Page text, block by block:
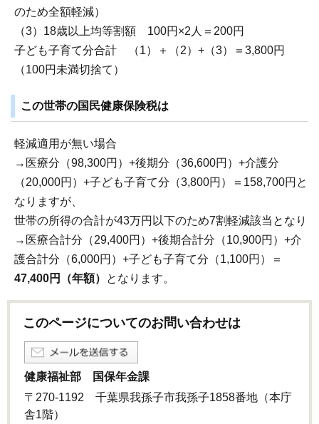
のため全額軽減）
（3）18歳以上均等割額 100円×2人＝200円
子ども子育て分合計 （1）＋（2）+（3）＝3,800円
（100円未満切捨て）
この世帯の国民健康保険税は
軽減適用が無い場合
→医療分（98,300円）+後期分（36,600円）+介護分
（20,000円）+子ども子育て分（3,800円）＝158,700円と
なりますが、
世帯の所得の合計が43万円以下のため7割軽減該当となり
→医療合計分（29,400円）+後期合計分（10,900円）+介
護合計分（6,000円）+子ども子育て分（1,100円）＝
47,400円（年額）
となります。
このページについてのお問い合わせは
健康福祉部 国保年金課
〒270-1192 千葉県我孫子市我孫子1858番地（本庁
舎1階）